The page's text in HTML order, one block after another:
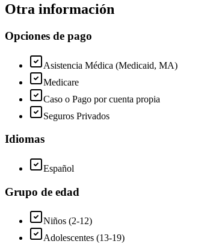
Otra información
Opciones de pago
Asistencia Médica (Medicaid, MA)
Medicare
Caso o Pago por cuenta propia
Seguros Privados
Idiomas
Español
Grupo de edad
Niños (2-12)
Adolescentes (13-19)